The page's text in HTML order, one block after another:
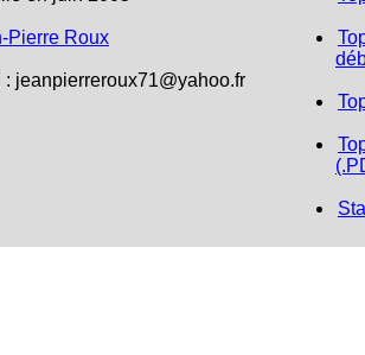
Pierre Roux
: jeanpierreroux71@yahoo.fr